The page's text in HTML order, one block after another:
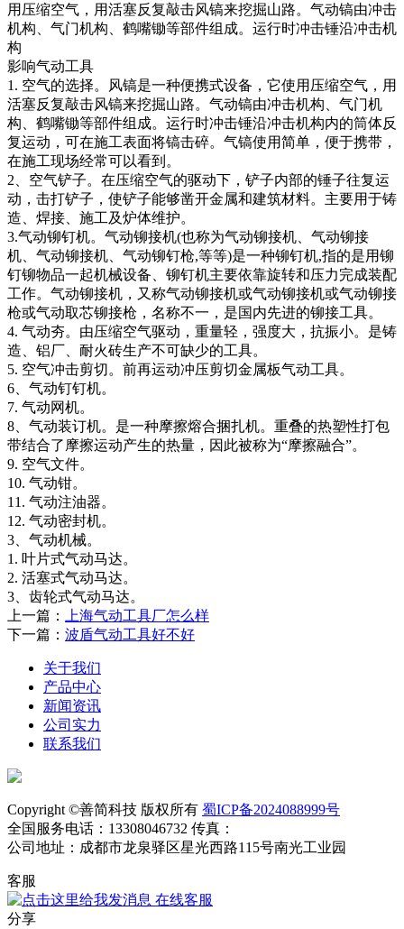
用压缩空气，用活塞反复敲击风镐来挖掘山路。气动镐由冲击
机构、气门机构、鹤嘴锄等部件组成。运行时冲击锤沿冲击机
构
影响气动工具
1. 空气的选择。风镐是一种便携式设备，它使用压缩空气，用
活塞反复敲击风镐来挖掘山路。气动镐由冲击机构、气门机
构、鹤嘴锄等部件组成。运行时冲击锤沿冲击机构内的筒体反
复运动，可在施工表面将镐击碎。气镐使用简单，便于携带，
在施工现场经常可以看到。
2、空气铲子。在压缩空气的驱动下，铲子内部的锤子往复运
动，击打铲子，使铲子能够凿开金属和建筑材料。主要用于铸
造、焊接、施工及炉体维护。
3.气动铆钉机。气动铆接机(也称为气动铆接机、气动铆接
机、气动铆接机、气动铆钉枪,等等)是一种铆钉机,指的是用铆
钉铆物品一起机械设备、铆钉机主要依靠旋转和压力完成装配
工作。气动铆接机，又称气动铆接机或气动铆接机或气动铆接
枪或气动取芯铆接枪，名称不一，是国内先进的铆接工具。
4. 气动夯。由压缩空气驱动，重量轻，强度大，抗振小。是铸
造、铝厂、耐火砖生产不可缺少的工具。
5. 空气冲击剪切。前再运动冲压剪切金属板气动工具。
6、气动钉钉机。
7. 气动网机。
8、气动装订机。是一种摩擦熔合捆扎机。重叠的热塑性打包
带结合了摩擦运动产生的热量，因此被称为“摩擦融合”。
9. 空气文件。
10. 气动钳。
11. 气动注油器。
12. 气动密封机。
3、气动机械。
1. 叶片式气动马达。
2. 活塞式气动马达。
3、齿轮式气动马达。
上一篇：
上海气动工具厂怎么样
下一篇： 波盾气动工具好不好
关于我们
产品中心
新闻资讯
公司实力
联系我们
Copyright ©善简科技 版权所有 蜀ICP备2024088999号
全国服务电话：13308046732 传真：
公司地址：成都市龙泉驿区星光西路115号南光工业园
客服
在线客服
分享